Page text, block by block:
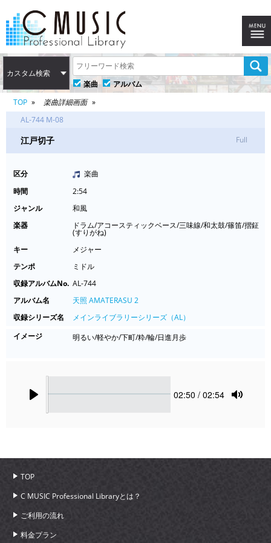
カスタム検索
楽曲
アルバム
TOP
楽曲詳細画面
AL-744 M-08
江戸切子 Full
区分
楽曲
時間
2:54
ジャンル
和風
楽器
ドラム/アコースティックベース/三味線/和太鼓/篠笛/摺鉦
(すりがね)
キー
メジャー
テンポ
ミドル
収録アルバムNo. AL-744
アルバム名
天照 AMATERASU 2
収録シリーズ名
メインライブラリーシリーズ（AL）
イメージ
明るい/軽やか/下町/粋/輪/日進月歩
Current
02:50 / 02:54
TOP
C MUSIC Professional Libraryとは？
ご利用の流れ
料金プラン